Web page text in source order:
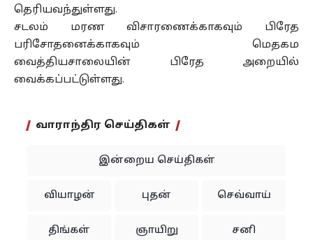
தெரியவந்துள்ளது.
சடலம் மரண விசாரணைக்காகவும் பிரேத
பரிசோதனைக்காகவும் மெதகம
வைத்தியசாலையின் பிரேத அறையில்
வைக்கப்பட்டுள்ளது.
வாராந்திர செய்திகள்
இன்றைய செய்திகள்
வியாழன் புதன் செவ்வாய்
திங்கள் ஞாயிறு சனி